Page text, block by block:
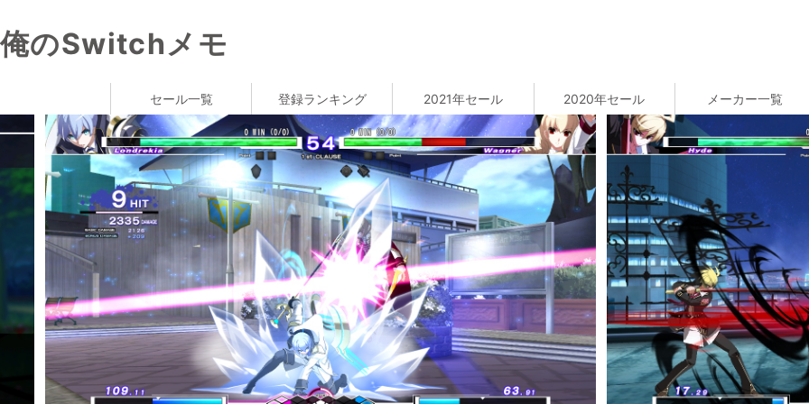
俺のSwitchメモ
セール一覧 登録ランキング 2021年セール 2020年セール メーカー一覧